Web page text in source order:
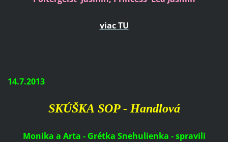
viac TU
14.7.2013
SKÚŠKA SOP - Handlová
Monika a Arta - Grétka Snehulienka - spravili